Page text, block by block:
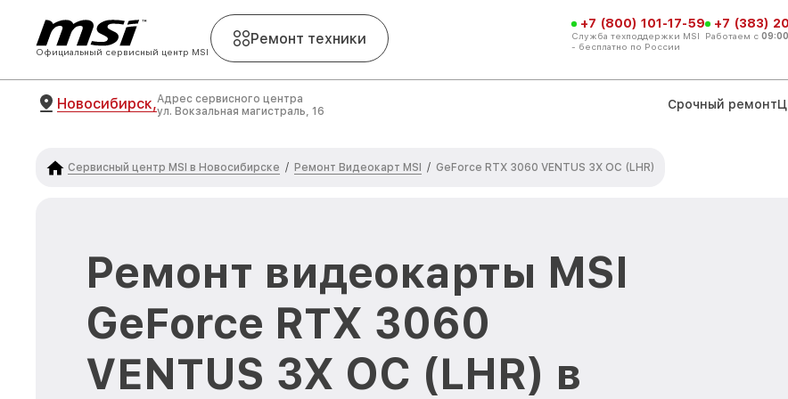
Официальный сервисный центр MSI
Ремонт техники
+7 (800) 101-17-59
Служба техподдержки MSI
- бесплатно по России
+7 (383)
Работаем с 09:00
Новосибирск,Адрес сервисного центра
ул. Вокзальная магистраль, 16
Срочный ремонт
Сервисный центр MSI в Новосибирске / Ремонт Видеокарт MSI / GeForce RTX 3060 VENTUS 3X OC (LHR)
Ремонт видеокарты MSI
GeForce RTX 3060
VENTUS 3X OC (LHR) в